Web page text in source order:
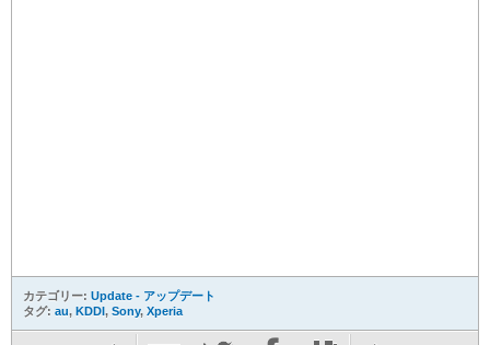
カテゴリー: Update - アップデート
タグ: au, KDDI, Sony, Xperia